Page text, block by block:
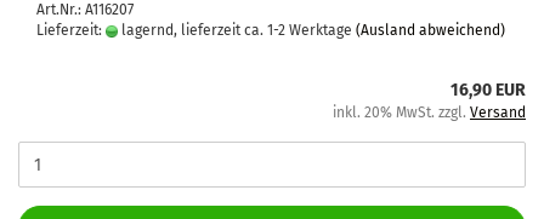
Art.Nr.: A116207
Lieferzeit:
lagernd, lieferzeit ca. 1-2 Werktage (Ausland abweichend)
16,90 EUR
inkl. 20% MwSt. zzgl. Versand